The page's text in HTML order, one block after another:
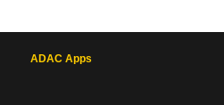
ADAC Apps